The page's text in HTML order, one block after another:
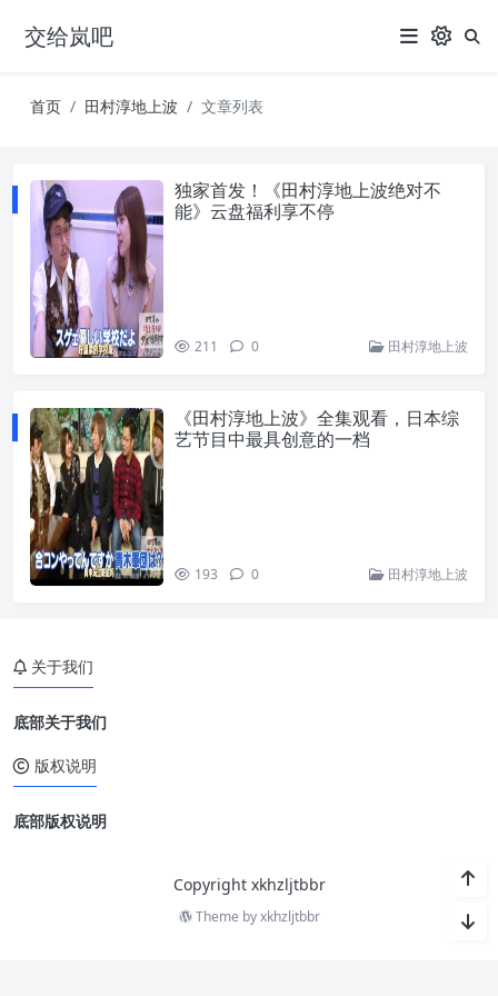
交给岚吧
首页 田村淳地上波 文章列表
独家首发！《田村淳地上波绝对不
能》云盘福利享不停
211 0 田村淳地上波
《田村淳地上波》全集观看，日本综
艺节目中最具创意的一档
193 0 田村淳地上波
关于我们
底部关于我们
版权说明
底部版权说明
Copyright xkhzljtbbr
Theme byxkhzljtbbr